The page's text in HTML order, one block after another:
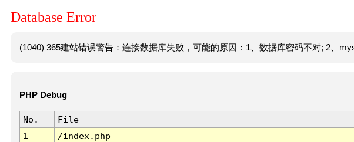
Database Error
(1040) 365建站错误警告：连接数据库失败，可能的原因：1、数据库密码不对; 2、
PHP Debug
No. File
1
/index.php